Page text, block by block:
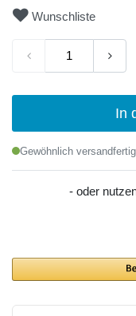
Wunschliste
In
Gewöhnlich
- oder